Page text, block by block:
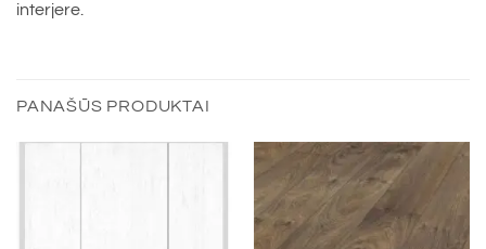
interjere.
PANAŠŪS PRODUKTAI